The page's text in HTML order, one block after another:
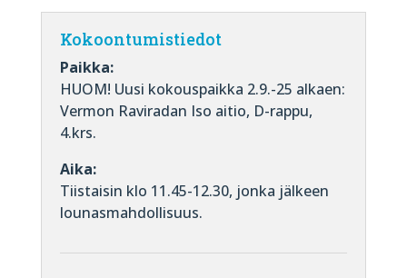
Kokoontumistiedot
Paikka:
HUOM! Uusi kokouspaikka 2.9.-25 alkaen:
Vermon Raviradan Iso aitio, D-rappu,
4.krs.
Aika:
Tiistaisin klo 11.45-12.30, jonka jälkeen
lounasmahdollisuus.